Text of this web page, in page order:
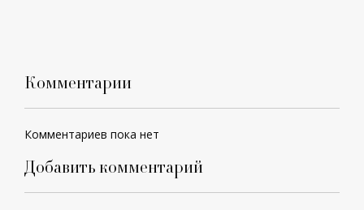
Комментарии
Комментариев пока нет
Добавить комментарий